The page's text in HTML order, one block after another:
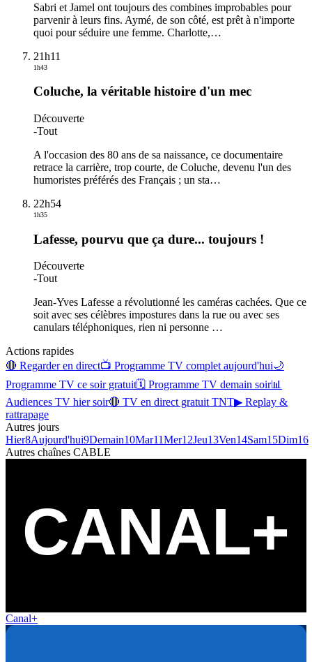
Sabri et Jamel ont toujours des combines improbables pour
parvenir à leurs fins. Aymé, de son côté, est prêt à n'importe
quoi pour séduire une femme. Charlotte,…
21h11
1h43
Coluche, la véritable histoire d'un mec
Découverte
-Tout
A l'occasion des 80 ans de sa naissance, ce documentaire
retrace la carrière, trop courte, de Coluche, devenu l'un des
humoristes préférés des Français ; un sta…
22h54
1h35
Lafesse, pourvu que ça dure... toujours !
Découverte
-Tout
Jean-Yves Lafesse a révolutionné les caméras cachées. Que ce
soit avec ses célèbres impostures dans la rue ou avec ses
canulars téléphoniques, rien ni personne …
Actions rapides
🔴 Regarder en direct📺 Programme TV complet aujourd'hui🌙
Programme TV ce soir gratuit🗓 Programme TV demain soir📊
Audiences TV hier soir🔴 TV en direct gratuit TNT▶ Replay &
rattrapage
Autres jours
Hier8Aujourd'hui9Demain10Mar11Mer12Jeu13Ven14Sam15Dim16
Autres chaînes CABLE
Canal+